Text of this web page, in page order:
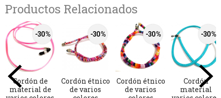
Productos Relacionados
-30 %
Cordón de
material de
-30 %
Cordón étnico
de varios
-30 %
Cordón étnico
de varios
-30 %
Cordón
material